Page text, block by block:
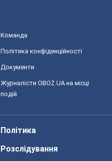
Команда
Політика конфіденційності
Документи
Журналісти OBOZ.UA на місці
подій
Політика
Розслідування